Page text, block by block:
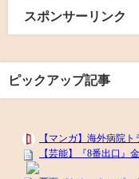
スポンサーリンク
ピックアップ記事